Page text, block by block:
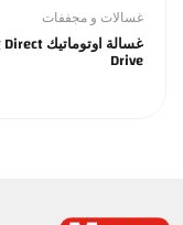
غسالات و مجففات
Drive